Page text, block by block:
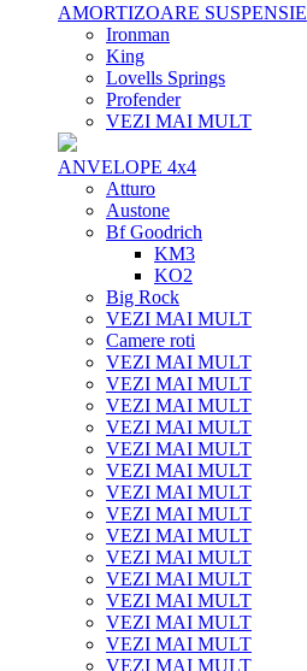
AMORTIZOARE SUSPENSIE
Ironman
King
Lovells Springs
Profender
VEZI MAI MULT
ANVELOPE 4x4
Atturo
Austone
Bf Goodrich
KM3
KO2
Big Rock
VEZI MAI MULT
Camere roti
VEZI MAI MULT
VEZI MAI MULT
VEZI MAI MULT
VEZI MAI MULT
VEZI MAI MULT
VEZI MAI MULT
VEZI MAI MULT
VEZI MAI MULT
VEZI MAI MULT
VEZI MAI MULT
VEZI MAI MULT
VEZI MAI MULT
VEZI MAI MULT
VEZI MAI MULT
VEZI MAI MULT